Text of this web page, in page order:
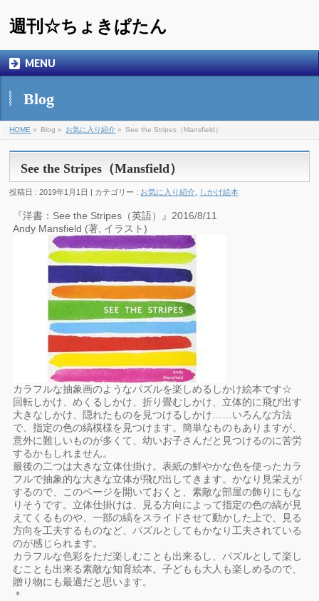
週刊☆ちょきぱたん
MENU
Blog
HOME » Blog » お気に入り紹介 » See the Stripes（Mansfield）
See the Stripes（Mansfield）
投稿日 : 2019年1月1日 | カテゴリー : お気に入り紹介 しかけ絵本
『洋書：See the Stripes（英語）』2016/8/11
Andy Mansfield (著, イラスト)
カラフルな抽象画のようなパズルを楽しめるしかけ絵本です☆
回転しかけ、めくるしかけ、折り畳むしかけ、立体的に飛び出す
大きなしかけ、隠れたものを見つけるしかけ……いろんな方法
で、指定の色の縞模様を見つけます。簡単なものもありますが、
意外に難しいものが多くて、幼いお子さんだと見つけるのに苦労
するかもしれません。
最後の二つは大きな立体仕掛け。表紙の鮮やかな色を使ったカラ
フルで抽象的な大きな立体が飛び出してきます。かなり見栄えが
するので、このページを開いておくと、素敵な部屋の飾りにもな
りそうです。立体仕掛けは、見る方向によって指定の色の縞が見
えてくるものや、一部の縞をスライドさせて動かした上で、見る
方向を工夫するものなど、パズルとしてもかなり工夫されている
のが感じられます。
カラフルな色彩をただ楽しむことも出来るし、パズルとして楽し
むことも出来る素敵な知育絵本。子どもも大人も楽しめるので、
贈り物にも最適だと思います。
＊